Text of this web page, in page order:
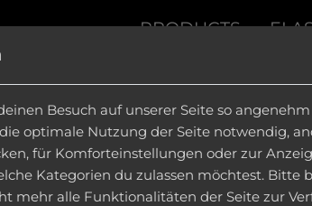
PRODUCTS
Besuch auf unserer Seite so
optimale Nutzung der Seite notwendig,
für Komforteinstellungen oder zur
Kategorien du zulassen möchtest. Bitte
mehr alle Funktionalitäten der Seite zur